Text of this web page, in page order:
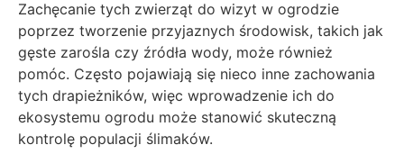
Zachęcanie tych zwierząt do wizyt w ogrodzie
poprzez tworzenie przyjaznych środowisk, takich jak
gęste zarośla czy źródła wody, może również
pomóc. Często pojawiają się nieco inne zachowania
tych drapieżników, więc wprowadzenie ich do
ekosystemu ogrodu może stanowić skuteczną
kontrolę populacji ślimaków.